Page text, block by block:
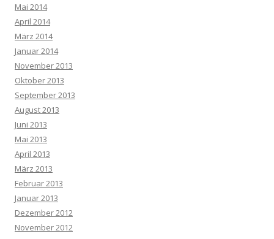
Mai 2014
April 2014
März 2014
Januar 2014
November 2013
Oktober 2013
September 2013
August 2013
Juni 2013
Mai 2013
April 2013
März 2013
Februar 2013
Januar 2013
Dezember 2012
November 2012